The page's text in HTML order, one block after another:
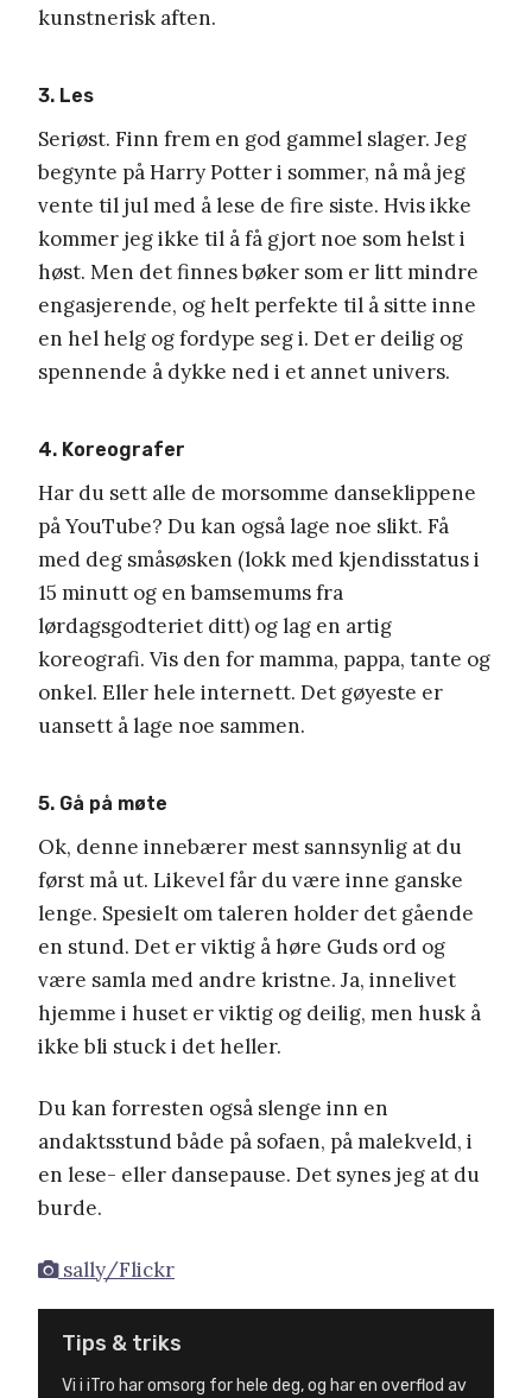
kunstnerisk aften.
3. Les
Seriøst. Finn frem en god gammel slager. Jeg
begynte på Harry Potter i sommer, nå må jeg
vente til jul med å lese de fire siste. Hvis ikke
kommer jeg ikke til å få gjort noe som helst i
høst. Men det finnes bøker som er litt mindre
engasjerende, og helt perfekte til å sitte inne
en hel helg og fordype seg i. Det er deilig og
spennende å dykke ned i et annet univers.
4. Koreografer
Har du sett alle de morsomme danseklippene
på YouTube? Du kan også lage noe slikt. Få
med deg småsøsken (lokk med kjendisstatus i
15 minutt og en bamsemums fra
lørdagsgodteriet ditt) og lag en artig
koreografi. Vis den for mamma, pappa, tante og
onkel. Eller hele internett. Det gøyeste er
uansett å lage noe sammen.
5. Gå på møte
Ok, denne innebærer mest sannsynlig at du
først må ut. Likevel får du være inne ganske
lenge. Spesielt om taleren holder det gående
en stund. Det er viktig å høre Guds ord og
være samla med andre kristne. Ja, innelivet
hjemme i huset er viktig og deilig, men husk å
ikke bli stuck i det heller.
Du kan forresten også slenge inn en
andaktsstund både på sofaen, på malekveld, i
en lese- eller dansepause. Det synes jeg at du
burde.
sally/Flickr
Tips & triks
Vi i iTro har omsorg for hele deg, og har en overflod av